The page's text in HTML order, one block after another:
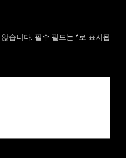
습니다. 필수 필드는 *로 표시됩